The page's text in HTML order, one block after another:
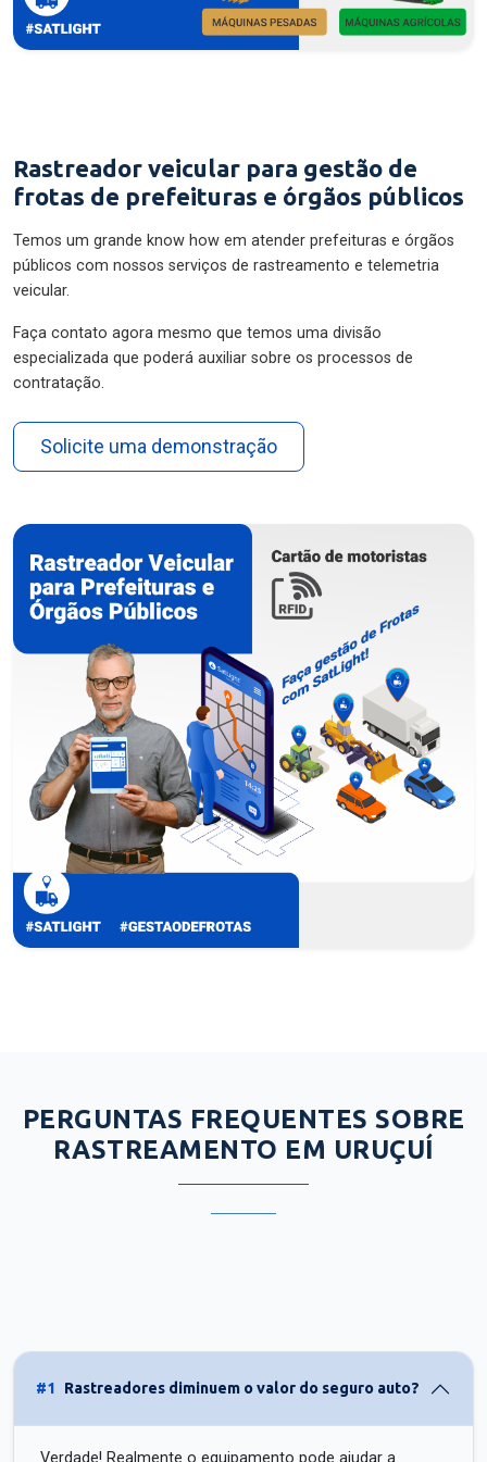
Rastreador veicular para gestão de
frotas de prefeituras e órgãos públicos
Temos um grande know how em atender prefeituras e órgãos
públicos com nossos serviços de rastreamento e telemetria
veicular.
Faça contato agora mesmo que temos uma divisão
especializada que poderá auxiliar sobre os processos de
contratação.
Solicite uma demonstração
PERGUNTAS FREQUENTES SOBRE
RASTREAMENTO EM URUÇUÍ
#1 Rastreadores diminuem o valor do seguro auto?
Verdade! Realmente o equipamento pode ajudar a